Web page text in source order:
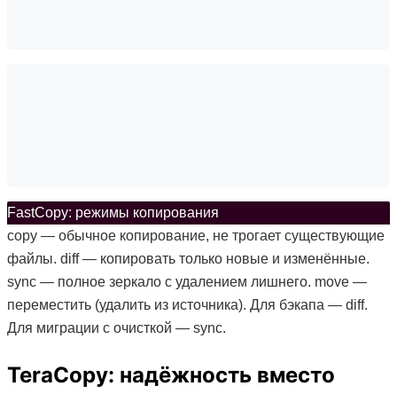
FastCopy: режимы копирования
copy — обычное копирование, не трогает существующие
файлы. diff — копировать только новые и изменённые.
sync — полное зеркало с удалением лишнего. move —
переместить (удалить из источника). Для бэкапа — diff.
Для миграции с очисткой — sync.
TeraCopy: надёжность вместо